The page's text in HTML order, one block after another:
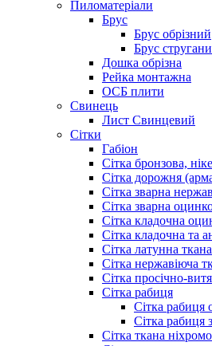
Пиломатеріали
Брус
Брус обрізний
Брус
Дошка обрізна
Рейка монтажна
ОСБ плити
Cвинець
Лист Свинцевий
Сітки
Габіон
Сітка бронзова,
Сітка дорожня
Сітка зварна
Сітка зварна
Сітка кладочна
Сітка кладочна та
Сітка латунна ткана
Сітка нержавіюча
Сітка просічно-
Сітка рабиця
Сітка рабиця
Сітка рабиця
Сітка ткана